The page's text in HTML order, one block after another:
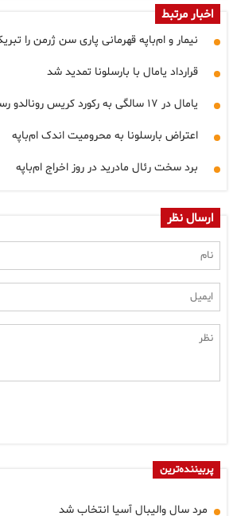
اخبار مرتبط
نیمار و ام‌باپه قهرمانی پاری سن ژرمن را
قرارداد یامال با بارسلونا تمدید شد
یامال در ۱۷ سالگی به رکورد کریس رونالدو رسید
اعتراض بارسلونا به محرومیت اندک ام‌باپه
برد سخت رئال مادرید در روز اخراج ام‌باپه
ارسال نظر
پربیننده‌ترین
مرد سال والیبال آسیا انتخاب شد